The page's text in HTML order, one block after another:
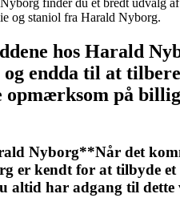
finder du et bredt udvalg
og staniol fra Harald Nyborg.
hos Harald
endda til at
på
Nyborg**Når det
er kendt for at tilbyde
altid har adgang til